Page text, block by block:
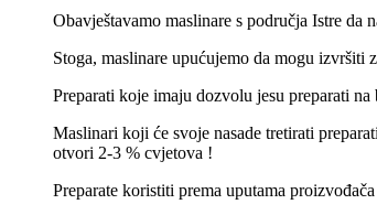
Obavještavamo maslinare s područja Istre
Stoga, maslinare upućujemo da mogu izvršiti
Preparati koje imaju dozvolu jesu preparati
Maslinari koji će svoje nasade tretirati
otvori 2-3 % cvjetova !
Preparate koristiti prema uputama